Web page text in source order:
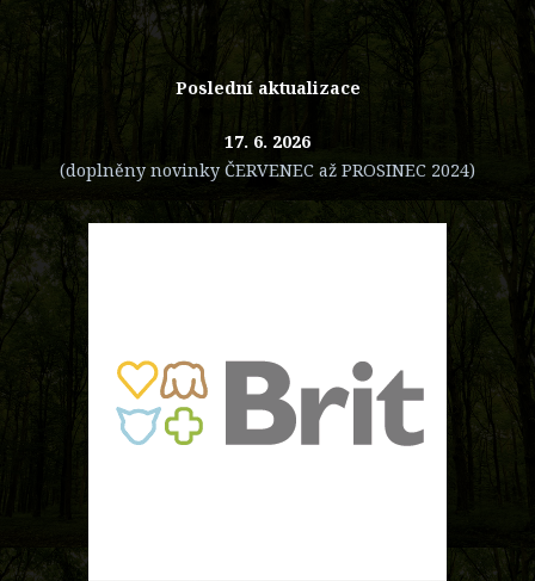
Poslední aktualizace
17. 6. 2026
(doplněny novinky ČERVENEC až PROSINEC 2024)